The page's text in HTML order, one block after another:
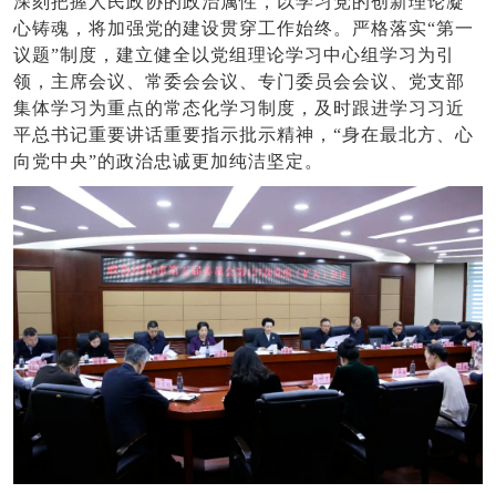
心铸魂，将加强党的建设贯穿工作始终。严格落实“第一
议题”制度，建立健全以党组理论学习中心组学习为引
领，主席会议、常委会会议、专门委员会会议、党支部
集体学习为重点的常态化学习制度，及时跟进学习习近
平总书记重要讲话重要指示批示精神，“身在最北方、心
向党中央”的政治忠诚更加纯洁坚定。